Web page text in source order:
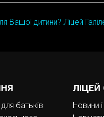
Вашої дитини? Ліцей
батьків
ЛІЦЕЙ
Новини і